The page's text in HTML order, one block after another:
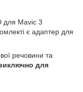
для Mavic 3
є адаптер для
речовини та
для